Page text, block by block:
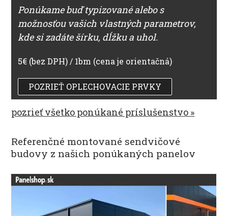
Ponúkame buď typizované alebo s
možnosťou vašich vlastných parametrov,
kde si zadáte šírku, dĺžku a uhol.
5€ (bez DPH) / 1bm (cena je orientačná)
POZRIEŤ OPLECHOVACIE PRVKY
pozrieť všetko ponúkané príslušenstvo »
Referenčné montované sendvičové
budovy z našich ponúkaných panelov